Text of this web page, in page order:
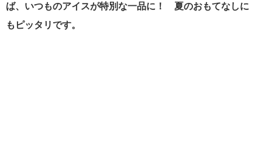
ば、いつものアイスが特別な一品に！ 夏のおもてなしに
もピッタリです。